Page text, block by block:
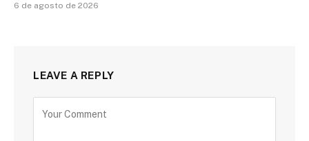
6 de agosto de 2026
LEAVE A REPLY